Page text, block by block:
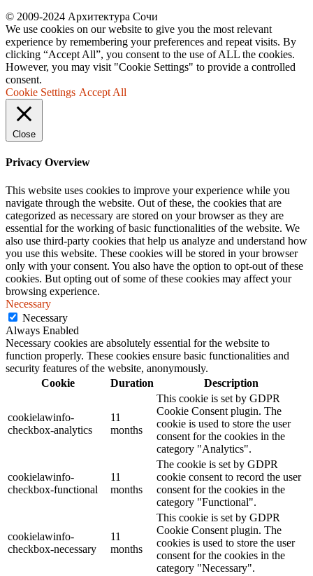
© 2009-2024 Архитектура Сочи
We use cookies on our website to give you the most relevant
experience by remembering your preferences and repeat visits. By
clicking “Accept All”, you consent to the use of ALL the cookies.
However, you may visit "Cookie Settings" to provide a controlled
consent.
Cookie Settings Accept All
Close
Privacy Overview
This website uses cookies to improve your experience while you
navigate through the website. Out of these, the cookies that are
categorized as necessary are stored on your browser as they are
essential for the working of basic functionalities of the website. We
also use third-party cookies that help us analyze and understand how
you use this website. These cookies will be stored in your browser
only with your consent. You also have the option to opt-out of these
cookies. But opting out of some of these cookies may affect your
browsing experience.
Necessary
Necessary
Always Enabled
Necessary cookies are absolutely essential for the website to
function properly. These cookies ensure basic functionalities and
security features of the website, anonymously.
Cookie
Duration Description
cookielawinfo-
checkbox-analytics
11
months
This cookie is set by GDPR
Cookie Consent plugin. The
cookie is used to store the user
consent for the cookies in the
category "Analytics".
cookielawinfo-
checkbox-functional
11
months
The cookie is set by GDPR
cookie consent to record the user
consent for the cookies in the
category "Functional".
cookielawinfo-
checkbox-necessary
11
months
This cookie is set by GDPR
Cookie Consent plugin. The
cookies is used to store the user
consent for the cookies in the
category "Necessary".